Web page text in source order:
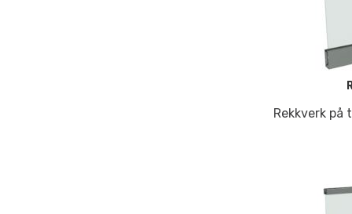
Rekkverk på